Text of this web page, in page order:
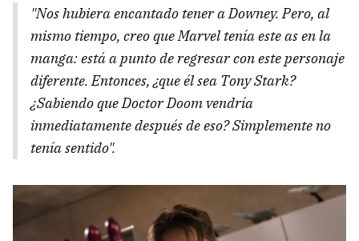
"Nos hubiera encantado tener a Downey. Pero, al
mismo tiempo, creo que Marvel tenía este as en la
manga: está a punto de regresar con este personaje
diferente. Entonces, ¿que él sea Tony Stark?
¿Sabiendo que Doctor Doom vendría
inmediatamente después de eso? Simplemente no
tenía sentido".